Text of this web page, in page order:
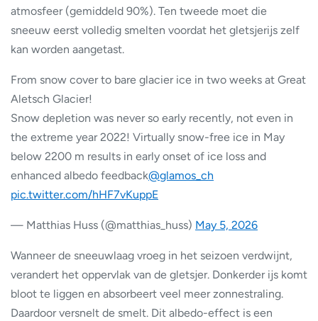
atmosfeer (gemiddeld 90%). Ten tweede moet die
sneeuw eerst volledig smelten voordat het gletsjerijs zelf
kan worden aangetast.
From snow cover to bare glacier ice in two weeks at Great
Aletsch Glacier!
Snow depletion was never so early recently, not even in
the extreme year 2022! Virtually snow-free ice in May
below 2200 m results in early onset of ice loss and
enhanced albedo feedback@glamos_ch
pic.twitter.com/hHF7vKuppE
— Matthias Huss (@matthias_huss) May 5, 2026
Wanneer de sneeuwlaag vroeg in het seizoen verdwijnt,
verandert het oppervlak van de gletsjer. Donkerder ijs komt
bloot te liggen en absorbeert veel meer zonnestraling.
Daardoor versnelt de smelt. Dit albedo-effect is een